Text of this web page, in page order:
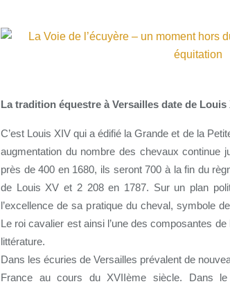
La tradition équestre à Versailles date de Louis
C’est Louis XIV qui a édifié la Grande et de la
augmentation du nombre des chevaux continue
près de 400 en 1680, ils seront 700 à la fin du
de Louis XV et 2 208 en 1787. Sur un plan
l’excellence de sa pratique du cheval, symbole
Le roi cavalier est ainsi l’une des composantes
littérature.
Dans les écuries de Versailles prévalent de
France au cours du XVIIème siècle. Dans